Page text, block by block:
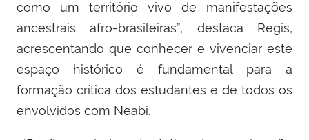
como um território vivo de manifestações
ancestrais afro-brasileiras”, destaca Regis,
acrescentando que conhecer e vivenciar este
espaço histórico é fundamental para a
formação crítica dos estudantes e de todos os
envolvidos com Neabi.